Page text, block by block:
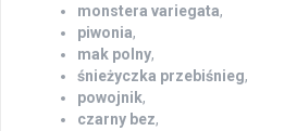
monstera variegata,
piwonia,
mak polny,
śnieżyczka przebiśnieg,
powojnik,
czarny bez,